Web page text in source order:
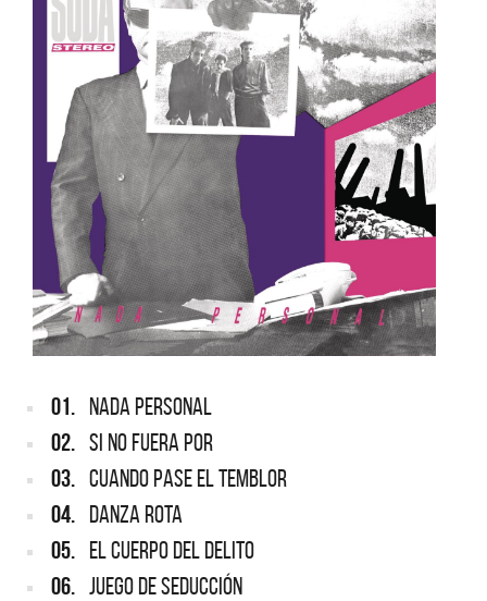
01. NADA PERSONAL
02. SI NO FUERA POR
03. CUANDO PASE EL TEMBLOR
04. DANZA ROTA
05. EL CUERPO DEL DELITO
06. JUEGO DE SEDUCCIÓN